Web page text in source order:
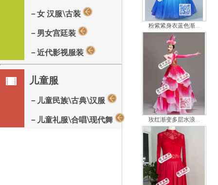
－女 汉服\古装
－男女宫廷装
－近代影视服装
儿童服
－儿童民族\古典\汉服
－儿童礼服\合唱\现代舞
粉紫紧身衣蓝色渐...
玫红渐变多层水浪...